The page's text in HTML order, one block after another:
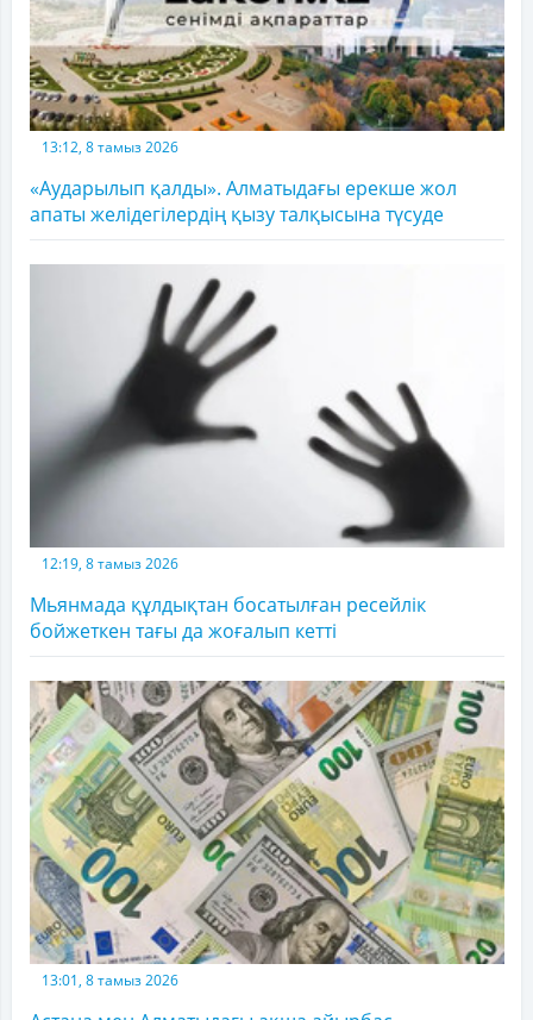
13:12, 8 тамыз 2026
«Аударылып қалды». Алматыдағы ерекше жол
апаты желідегілердің қызу талқысына түсуде
12:19, 8 тамыз 2026
Мьянмада құлдықтан босатылған ресейлік
бойжеткен тағы да жоғалып кетті
13:01, 8 тамыз 2026